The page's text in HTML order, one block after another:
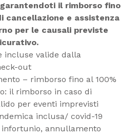
il rimborso fino
cancellazione e assistenza
per le causali previste
incluse valide dalla
out
– rimborso fino al 100%
il rimborso in caso di
per eventi imprevisti
inclusa/ covid-19
infortunio, annullamento